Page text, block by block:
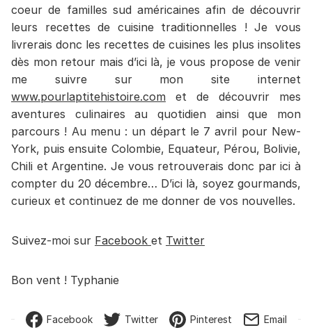
coeur de familles sud américaines afin de découvrir
leurs recettes de cuisine traditionnelles ! Je vous
livrerais donc les recettes de cuisines les plus insolites
dès mon retour mais d’ici là, je vous propose de venir
me suivre sur mon site internet
www.pourlaptitehistoire.com et de découvrir mes
aventures culinaires au quotidien ainsi que mon
parcours ! Au menu : un départ le 7 avril pour New-
York, puis ensuite Colombie, Equateur, Pérou, Bolivie,
Chili et Argentine. Je vous retrouverais donc par ici à
compter du 20 décembre… D’ici là, soyez gourmands,
curieux et continuez de me donner de vos nouvelles.
Suivez-moi sur Facebook et Twitter
Bon vent ! Typhanie
Facebook Twitter Pinterest Email